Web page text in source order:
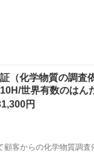
（化学物質の調
世界有数のはん
円
顧客からの化学物質調査